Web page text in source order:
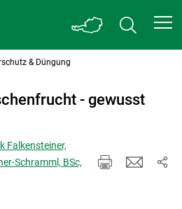
& Düngung
- gewusst
Falkensteiner,
Schramml, BSc,